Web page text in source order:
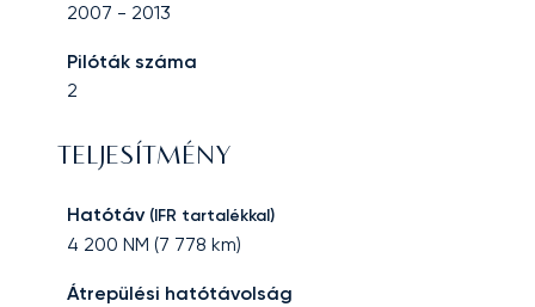
2007 - 2013
Pilóták száma
2
TELJESÍTMÉNY
Hatótáv(IFR tartalékkal)
4 200 NM (7 778 km)
Átrepülési hatótávolság